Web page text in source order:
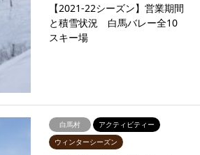
【2021-22シーズン】営業期間
と積雪状況 白馬バレー全10
スキー場
白馬村
アクティビティー
ウィンターシーズン